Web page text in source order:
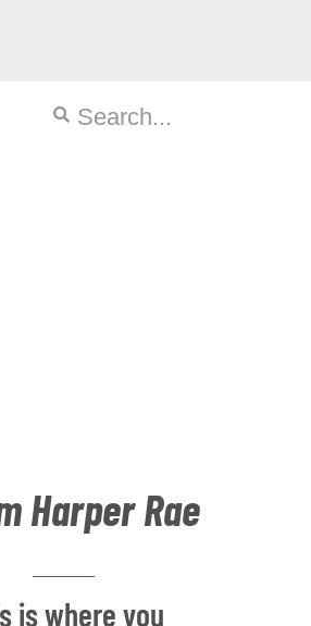
Suche
Suche
Harper Rae
is where you